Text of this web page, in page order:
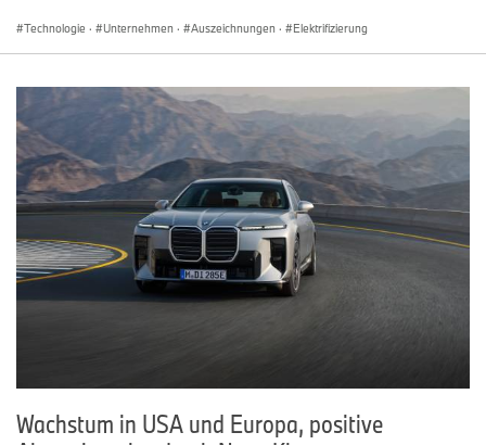
Technologie · Unternehmen · Auszeichnungen · Elektrifizierung
Wachstum in USA und Europa, positive